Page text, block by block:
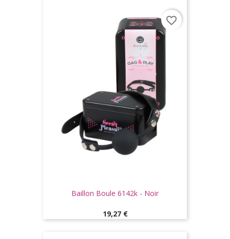
Baillon Boule 6142k - Noir
Prix
19,27 €
favorite_border